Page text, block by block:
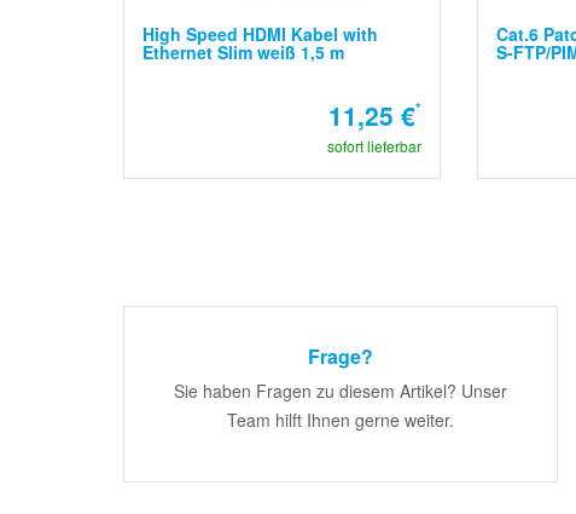
High Speed HDMI Kabel with
Ethernet Slim weiß 1,5 m
11,25 €*
sofort lieferbar
Cat.6
S-FTP/
Frage?
Sie haben Fragen zu diesem Artikel? Unser
Team hilft Ihnen gerne weiter.